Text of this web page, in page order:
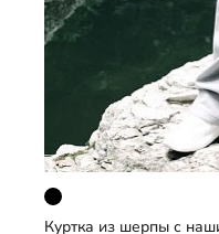
Куртка из шерпы с